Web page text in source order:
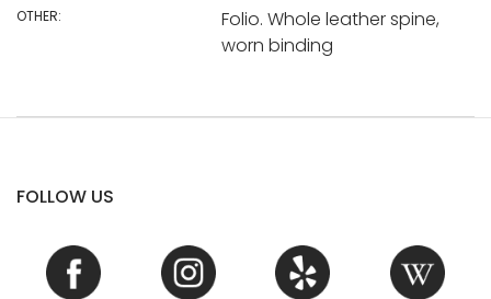
OTHER:
Folio. Whole leather spine,
worn binding
FOLLOW US